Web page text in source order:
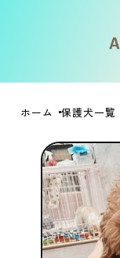
ホーム 保護犬一覧